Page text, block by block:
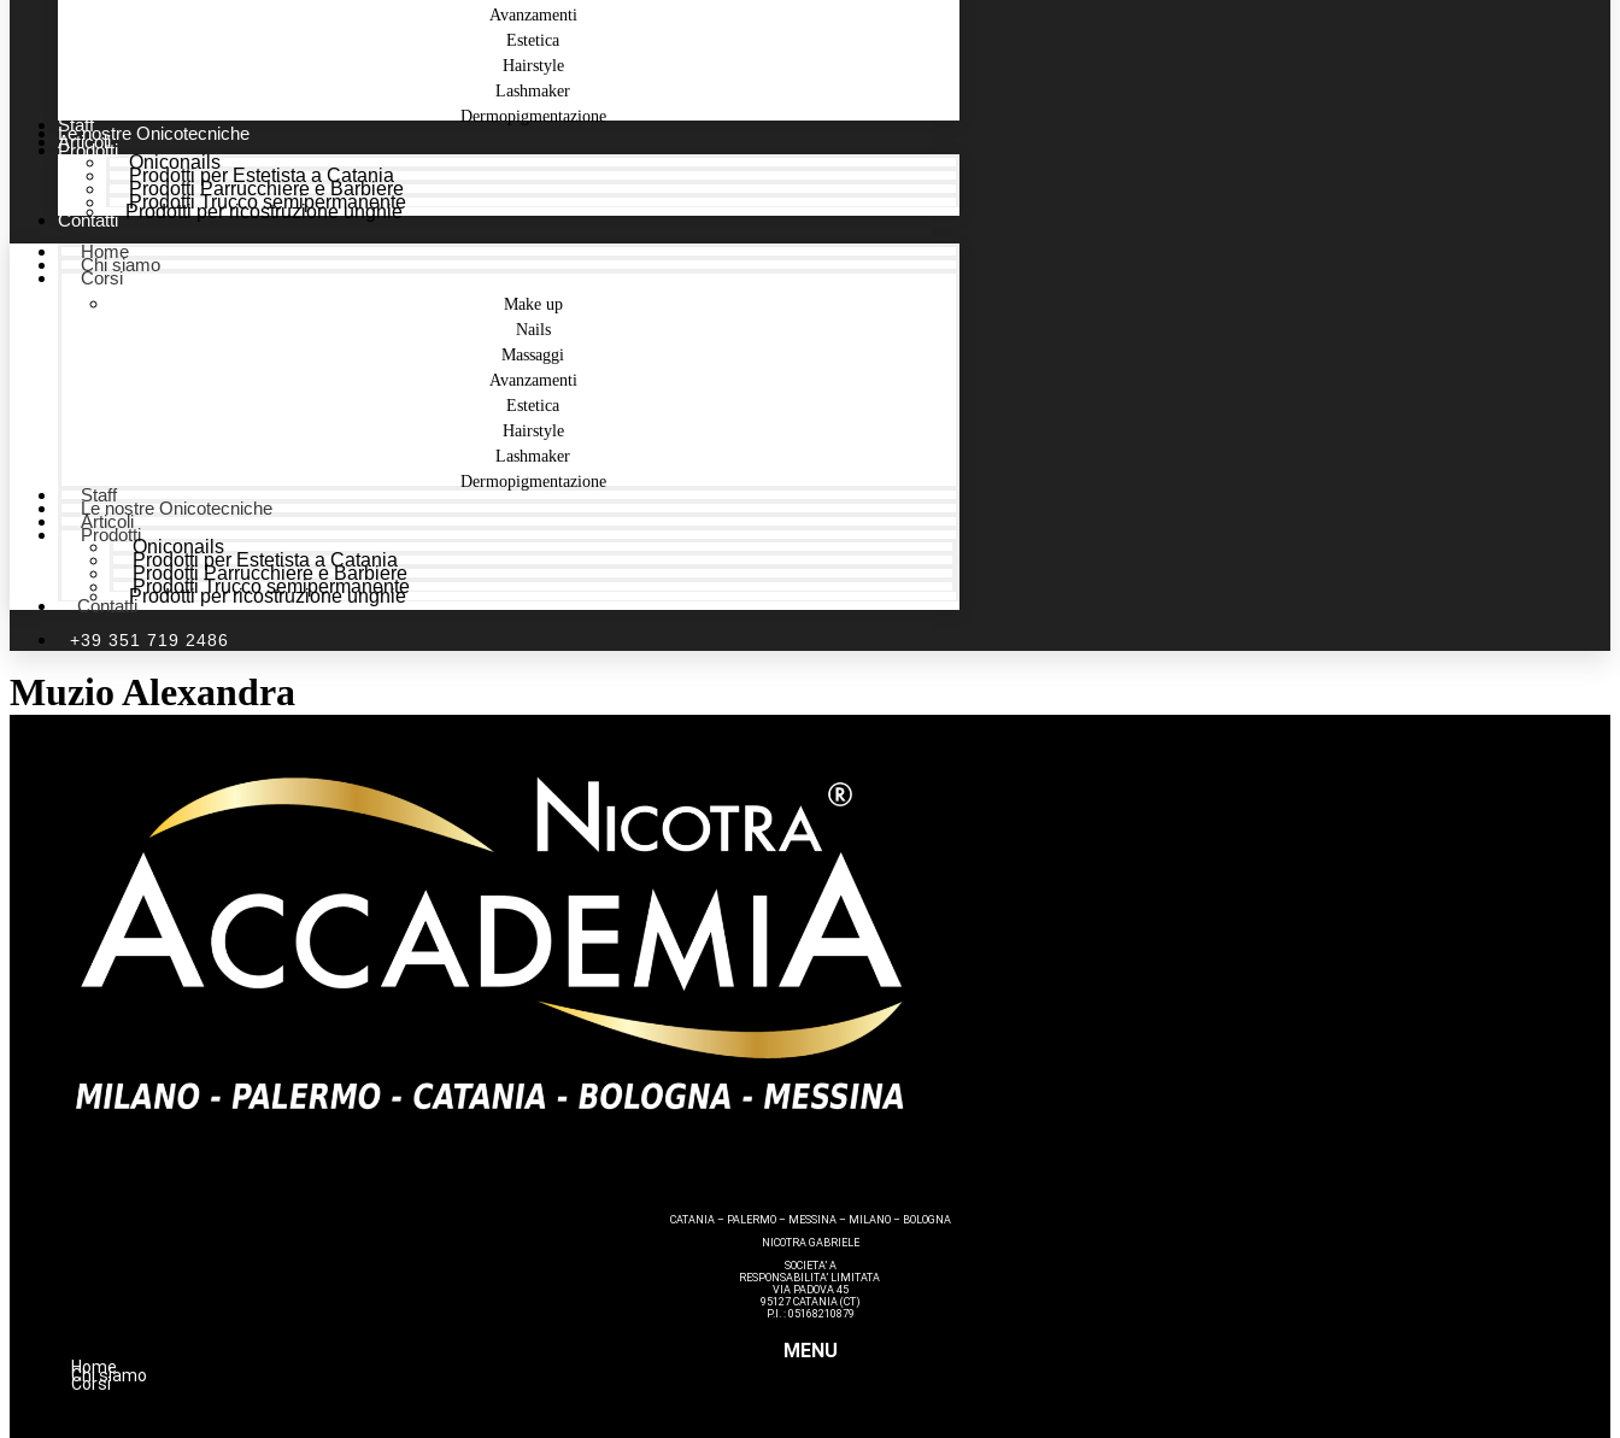
Avanzamenti
Estetica
Hairstyle
Lashmaker
Dermopigmentazione
Staff
Le nostre Onicotecniche
Articoli
Prodotti
Oniconails
Prodotti per Estetista a Catania
Prodotti Parrucchiere e Barbiere
Prodotti Trucco semipermanente
Prodotti per ricostruzione unghie
Contatti
Home
Chi siamo
Corsi
Make up
Nails
Massaggi
Avanzamenti
Estetica
Hairstyle
Lashmaker
Dermopigmentazione
Staff
Le nostre Onicotecniche
Articoli
Prodotti
Oniconails
Prodotti per Estetista a Catania
Prodotti Parrucchiere e Barbiere
Prodotti Trucco semipermanente
Prodotti per ricostruzione unghie
Contatti
+39 351 719 2486
Muzio Alexandra
CATANIA – PALERMO – MESSINA – MILANO – BOLOGNA
NICOTRA GABRIELE
SOCIETA’ A
RESPONSABILITA’ LIMITATA
VIA PADOVA 45
95127 CATANIA (CT)
P.I. : 05168210879
MENU
Home
Chi siamo
Corsi